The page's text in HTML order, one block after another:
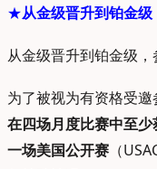
★从金级晋升到铂金
从金级晋升到铂金级，
为了被视为有资格受邀
在四场月度比赛中至少
一场美国公开赛 （